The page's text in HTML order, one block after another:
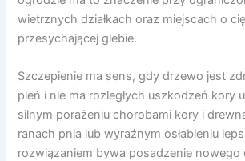
wietrznych działkach oraz miejscach o
przesychającej glebie.
Szczepienie ma sens, gdy drzewo jest
pień i nie ma rozległych uszkodzeń kory
silnym porażeniu chorobami kory i
ranach pnia lub wyraźnym osłabieniu
rozwiązaniem bywa posadzenie nowego